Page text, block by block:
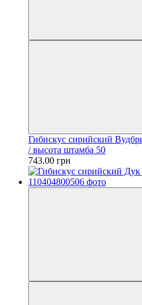
Гибискус сирийский
/ высота штамба 50
743.00 грн